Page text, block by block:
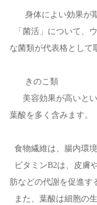
身体によい効果が
「菌活」について、
な菌類が代表格として
きのこ類
美容効果が高いとい
葉酸を多く含みます。
食物繊維は、腸内環
ビタミンB2は、皮膚
肪などの代謝を促進す
また、葉酸は細胞の